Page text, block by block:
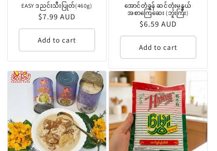
EASY ဒညင်းသီးပြုတ်(460g)
Regular
price
$7.99 AUD
Add to cart
အောင်တံခွန် ဆင်တုံးမနွယ်
အစာကြေဆေး (ဘူးကြီး)
Regular
price
$6.59 AUD
Add to cart